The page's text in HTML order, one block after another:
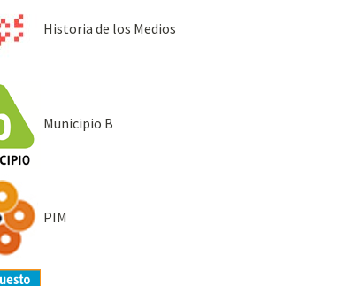
Historia de los Medios
Municipio B
PIM